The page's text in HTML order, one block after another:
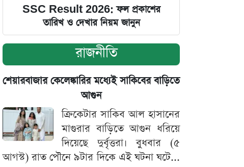
SSC Result 2026: ফল প্রকাশের
তারিখ ও দেখার নিয়ম জানুন
রাজনীতি
শেয়ারবাজার কেলেঙ্কারির মধ্যেই সাকিবের বাড়িতে
আগুন
ক্রিকেটার সাকিব আল হাসানের
মাগুরার বাড়িতে আগুন ধরিয়ে
দিয়েছে দুর্বৃত্তরা। বুধবার (৫
আগস্ট) রাত পৌনে ৯টার দিকে এই ঘটনা ঘটে...